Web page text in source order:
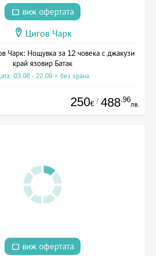
виж офертата
Цигов Чарк
Чарк: Нощувка за 12 човека с джакузи
край язовир Батак
03.08 - 22.09 + без храна
250€ / 488.96
лв.
виж офертата